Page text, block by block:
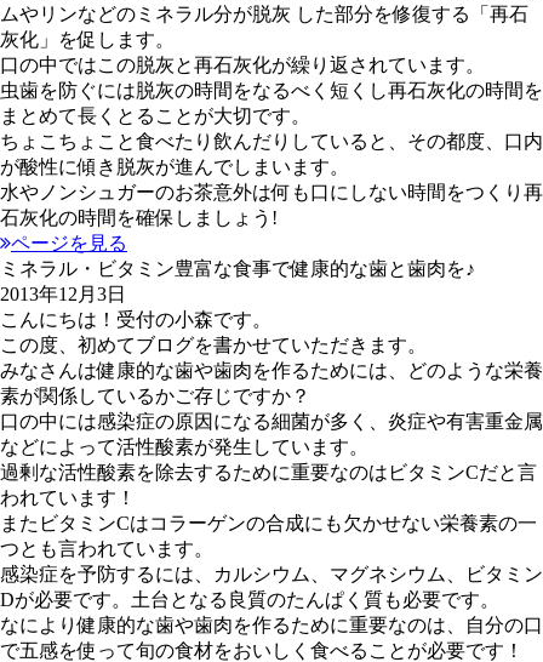
ムやリンなどのミネラル分が脱灰 した部分を修復する「再石
灰化」を促します。
口の中ではこの脱灰と再石灰化が繰り返されています。
虫歯を防ぐには脱灰の時間をなるべく短くし再石灰化の時間を
まとめて長くとることが大切です。
ちょこちょこと食べたり飲んだりしていると、その都度、口内
が酸性に傾き脱灰が進んでしまいます。
水やノンシュガーのお茶意外は何も口にしない時間をつくり再
石灰化の時間を確保しましょう!
ページを見る
ミネラル・ビタミン豊富な食事で健康的な歯と歯肉を♪
2013年12月3日
こんにちは！受付の小森です。
この度、初めてブログを書かせていただきます。
みなさんは健康的な歯や歯肉を作るためには、どのような栄養
素が関係しているかご存じですか？
口の中には感染症の原因になる細菌が多く、炎症や有害重金属
などによって活性酸素が発生しています。
過剰な活性酸素を除去するために重要なのはビタミンCだと言
われています！
またビタミンCはコラーゲンの合成にも欠かせない栄養素の一
つとも言われています。
感染症を予防するには、カルシウム、マグネシウム、ビタミン
Dが必要です。土台となる良質のたんぱく質も必要です。
なにより健康的な歯や歯肉を作るために重要なのは、自分の口
で五感を使って旬の食材をおいしく食べることが必要です！